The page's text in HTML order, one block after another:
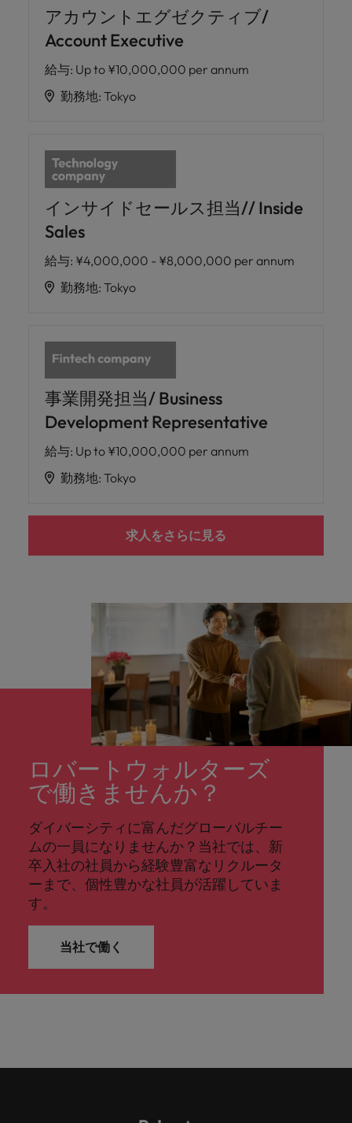
アカウントエグゼクティブ/
Account Executive
給与: Up to ¥10,000,000 per annum
勤務地: Tokyo
インサイドセールス担当// Inside
Sales
給与: ¥4,000,000 - ¥8,000,000 per annum
勤務地: Tokyo
事業開発担当/ Business
Development Representative
給与: Up to ¥10,000,000 per annum
勤務地: Tokyo
求人をさらに見る
ロバートウォルターズ
で働きませんか？
ダイバーシティに富んだグローバルチー
ムの一員になりませんか？当社では、新
卒入社の社員から経験豊富なリクルータ
ーまで、個性豊かな社員が活躍していま
す。
当社で働く